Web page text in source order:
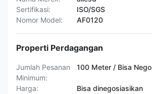
Sertifikasi:
ISO/SGS
Nomor Model:
AF0120
Properti Perdagangan
Jumlah Pesanan
Minimum:
100 Meter / Bisa Nego
Harga:
Bisa dinegosiasikan